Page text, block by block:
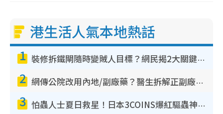
港生活人氣本地熱話
1 裝修拆鐵閘隨時變賊人目標？網民揭2大關鍵用途：裝新式等於白裝？附新舊鐵閘分別
2 網傳公院改用內地/副廠藥？醫生拆解正副廠分別 揭4類人換藥隨時出事
3 怕蟲人士夏日救星！日本3COINS爆紅驅蟲神器$45起 1招「全程免觸碰」輕鬆搞定小強